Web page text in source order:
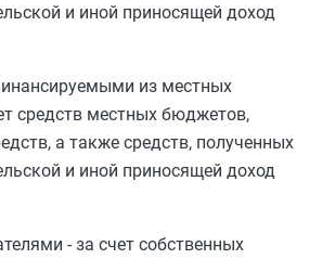
и иной приносящей доход
из местных
средств местных бюджетов,
а также средств, полученных
и иной приносящей доход
- за счет собственных